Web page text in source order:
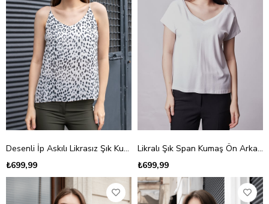
Desenli İp Askılı Likrasız Şık Kumaş Ceket İçi Bluz-Siyah Leopar
₺699,99
Likralı Şık Span Kumaş Ön Arka V Yaka Düşük Omuzlu Bluz-Beyaz
₺699,99